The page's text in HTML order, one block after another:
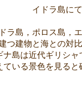
イドラ島に
ラ島，ポロス島，
つ建物と海との対
島は近代ギリシ
いる景色を見る